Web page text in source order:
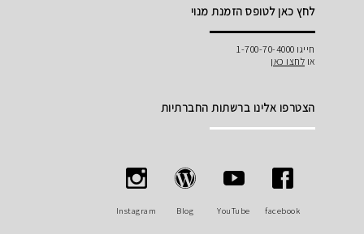
לחץ כאן לטופס הזמנת מנוי
חייגו 1-700-70-4000
או לחצו כאן
הצטרפו אלינו ברשתות החברתיות
facebook
YouTube
Blog
Instagram